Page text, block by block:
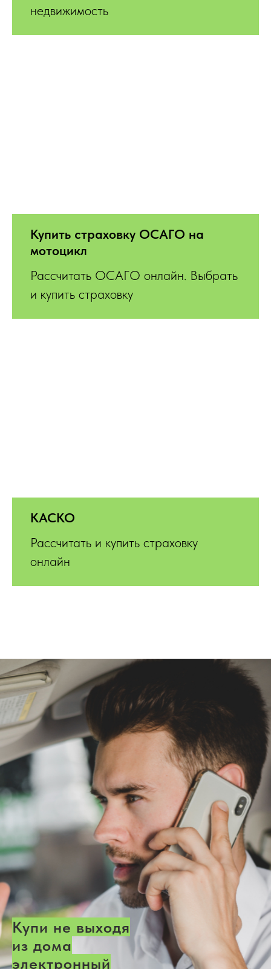
недвижимость
Купить страховку ОСАГО на
мотоцикл
Рассчитать ОСАГО онлайн. Выбрать
и купить страховку
КАСКО
Рассчитать и купить страховку
онлайн
Купи не выходя
из дома
электронный